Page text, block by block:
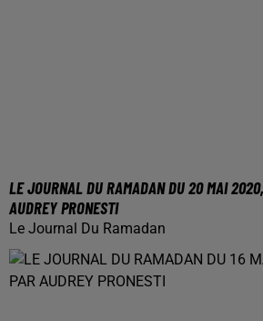
LE JOURNAL DU RAMADAN DU 20 MAI
AUDREY PRONESTI
Le Journal Du Ramadan